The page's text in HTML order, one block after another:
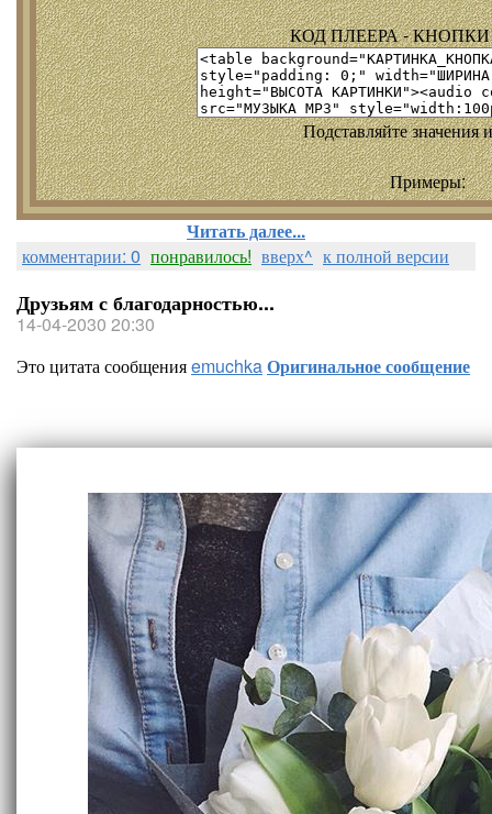
КОД ПЛЕЕРА - КНОПКИ
Подставляйте значения
Примеры:
Читать далее...
комментарии: 0 понравилось! вверх^ к полной версии
Друзьям с благодарностью...
14-04-2030 20:30
Это цитата сообщенияemuchkaОригинальное сообщение